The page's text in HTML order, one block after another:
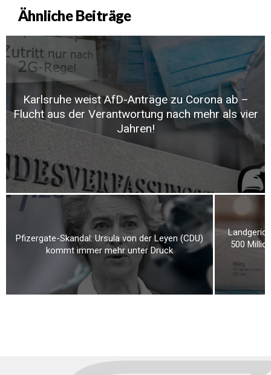
Ähnliche Beiträge
Karlsruhe weist AfD-Anträge zu Corona ab –
Flucht aus der Verantwortung nach mehr als vier
Jahren!
Pfizergate-Skandal: Ursula von der Leyen (CDU)
kommt immer mehr unter Druck
500